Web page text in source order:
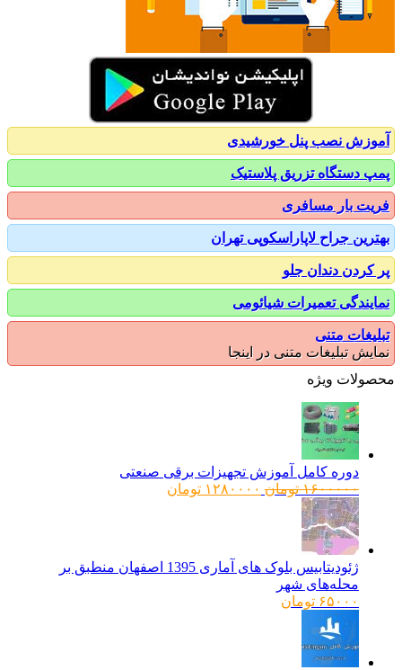
نصب پنل خورشیدی
دستگاه تزریق پلاستیک
بار مسافری
جراح لاپاراسکوپی تهران
دندان جلو
تعمیرات شیائومی
متنی
تبلیغات متنی در اینجا
ویژه
دوره کامل آموزش تجهیزات برقی صنعتی
۱۶۰۰۰۰۰ تومانقیمت
۱۲۸۰۰۰۰ تومانقیمت
ژئودیتابیس بلوک های آماری 1395 اصفهان منطبق بر
محله‌های شهر
۶۵۰۰۰ تومان